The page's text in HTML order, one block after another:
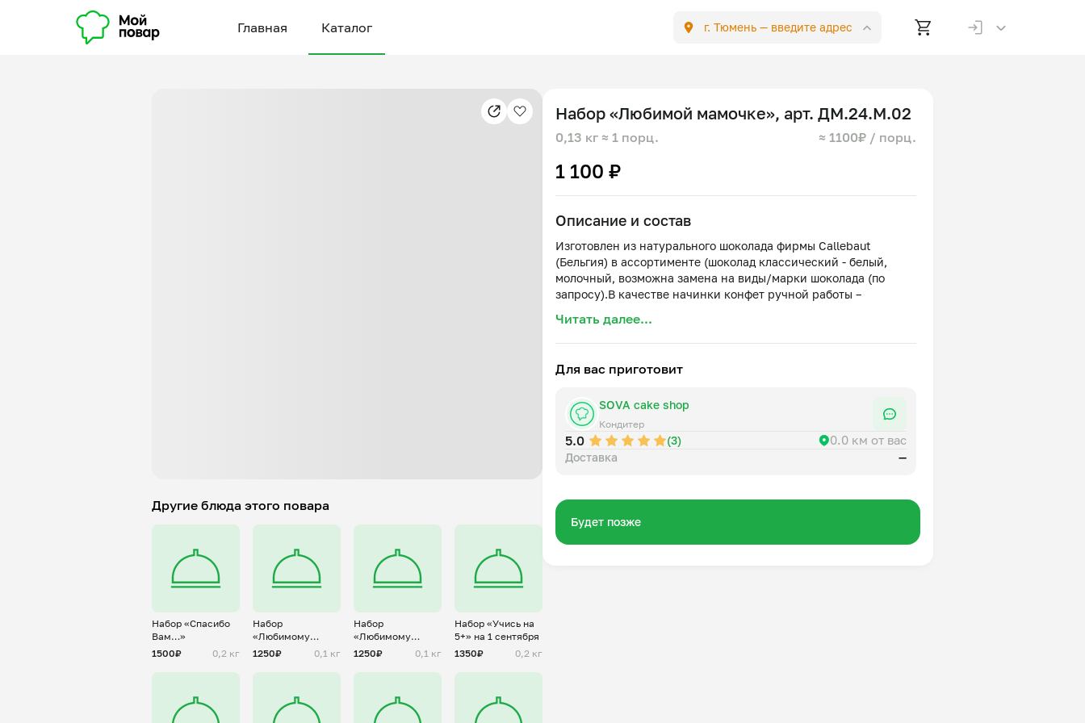
Главная Каталог г. Тюмень — введите адрес
Другие блюда этого повара
Набор «Спасибо
Вам…»
1500₽
0,2 кг
Набор
«Любимому
учителю» -
1250₽ 0,1 кг
Набор
«Любимому
учителю» на 1
1250₽ 0,1 кг
Набор «Учись на
5+» на 1 сентября
1350₽
0,2 кг
Набор «Любимой мамочке», арт. ДМ.24.М.02
0,13 кг ≈ 1 порц. ≈ 1100₽ / порц.
1 100 ₽
Описание и состав
Изготовлен из натурального шоколада фирмы Callebaut
(Бельгия) в ассортименте (шоколад классический - белый,
молочный, возможна замена на виды/марки шоколада (по
запросу).В качестве начинки конфет ручной работы –
шоколадная глазурь Master Martini (Италия).Упаковка –
коробка, лента, шильдик к ленте (на выбор) и пакет (крафт).
Читать далее...
Для вас приготовит
SOVA cake shop
Кондитер
5.0 (3) 0.0 км от вас
Доставка —
Будет позже